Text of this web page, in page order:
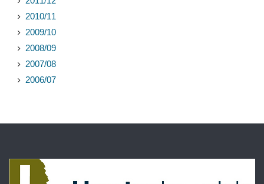
2010/11
2009/10
2008/09
2007/08
2006/07